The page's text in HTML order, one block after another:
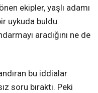
ekipler, yaşlı adamı
uykuda buldu.
aradığını ne de
bu iddialar
soru bıraktı. Peki